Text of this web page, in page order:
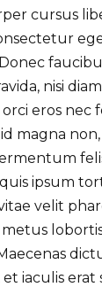
cursus
nisi
eros nec
magna
ipsum
velit
et iaculis